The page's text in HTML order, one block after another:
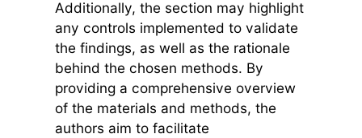
Additionally, the section may highlight
any controls implemented to validate
the findings, as well as the rationale
behind the chosen methods. By
providing a comprehensive overview
of the materials and methods, the
authors aim to facilitate